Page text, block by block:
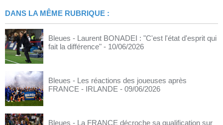
DANS LA MÊME RUBRIQUE :
Bleues - Laurent BONADEI : "C'est l'état d'esprit qui
fait la différence" - 10/06/2026
Bleues - Les réactions des joueuses après
FRANCE - IRLANDE - 09/06/2026
Bleues - La FRANCE décroche sa qualification sur